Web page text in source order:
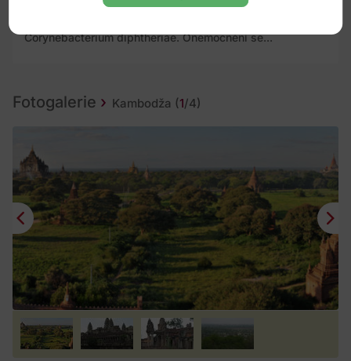
Corynebacterium diphtheriae. Onemocnění se...
Fotogalerie Kambodža (1/4)